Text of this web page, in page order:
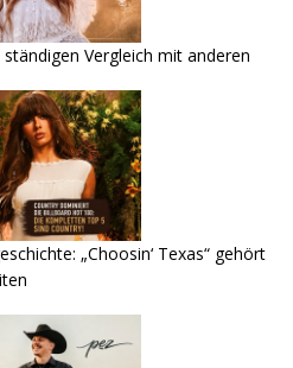
Vergleich mit anderen
„Choosin‘ Texas“ gehört